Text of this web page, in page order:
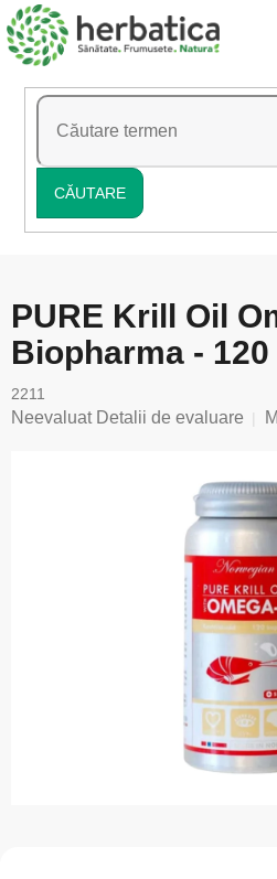
Treci
la
conținut
CĂUTARE
PURE Krill Oil
Biopharma -
2211
Evaluarea
Neevaluat Detalii de evaluare